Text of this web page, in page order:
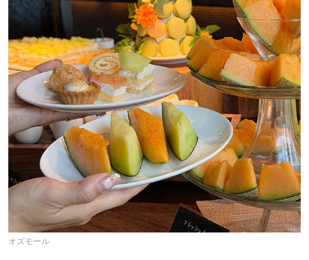
オズモール